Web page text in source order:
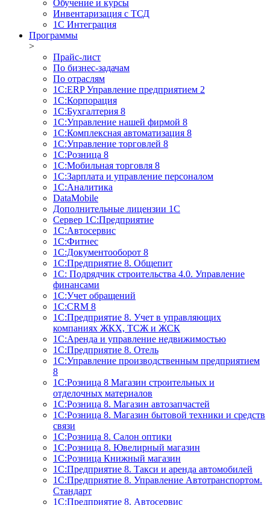
Обучение и курсы
Инвентаризация с ТСД
1С Интеграция
Программы
>
Прайс-лист
По бизнес-задачам
По отраслям
1C:ERP Управление предприятием 2
1С:Корпорация
1С:Бухгалтерия 8
1С:Управление нашей фирмой 8
1С:Комплексная автоматизация 8
1С:Управление торговлей 8
1С:Розница 8
1С:Мобильная торговля 8
1С:Зарплата и управление персоналом
1С:Аналитика
DataMobile
Дополнительные лицензии 1С
Сервер 1С:Предприятие
1С:Автосервис
1С:Фитнес
1С:Документооборот 8
1С:Предприятие 8. Общепит
1С: Подрядчик строительства 4.0. Управление
финансами
1С:Учет обращений
1C:CRM 8
1С:Предприятие 8. Учет в управляющих
компаниях ЖКХ, ТСЖ и ЖСК
1С:Аренда и управление недвижимостью
1С:Предприятие 8. Отель
1C:Управление производственным предприятием
8
1С:Розница 8 Магазин строительных и
отделочных материалов
1С:Розница 8. Магазин автозапчастей
1С:Розница 8. Магазин бытовой техники и средств
связи
1С:Розница 8. Салон оптики
1С:Розница 8. Ювелирный магазин
1С:Розница Книжный магазин
1C:Предприятие 8. Такси и аренда автомобилей
1С:Предприятие 8. Управление Автотранспортом.
Стандарт
1C:Предприятие 8. Автосервис